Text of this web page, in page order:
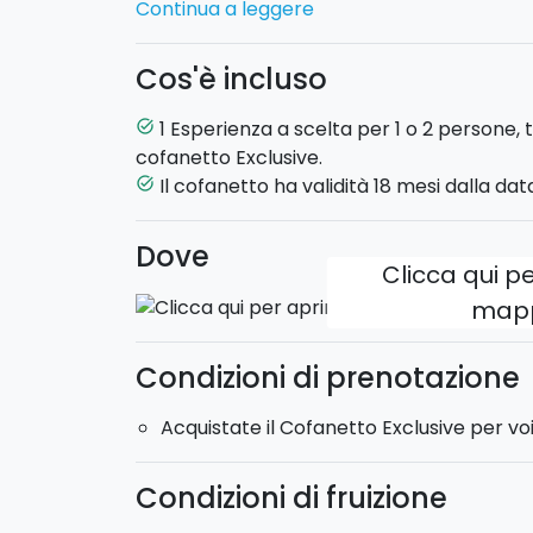
simpatico contenitore! In fase di acquisto
Non avrete che l’imbarazzo della scelta.
giro inElicottero, per ammirare l’Isola da
lusso inSPA Hotel, una cena per 2 in un
Privato sull’Etna al tramonto con cena
Tante opportunità anche in barca, alle
Un regalo esclusivo per la persona che vi
Acquistate il cofanetto Exclusive per
volta acquistato, basterà scegliere
le tante proposte, chiamarci e
Continua a leggere
Cos'è incluso
task_alt 1 Esperienza a scelta per 1 o 2
cofanetto Exclusive.
task_alt Il cofanetto ha validità 18 mesi dalla
Dove
Clicca qui
Condizioni di prenotazione
Acquistate il Cofanetto Exclusive per
Condizioni di fruizione